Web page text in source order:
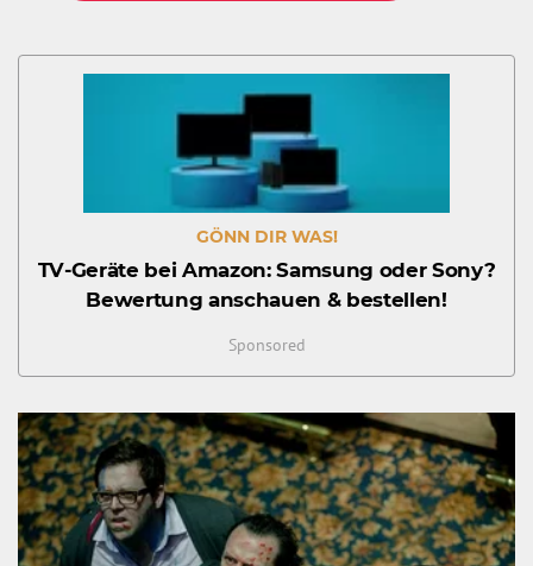
GÖNN DIR WAS!
TV-Geräte bei Amazon: Samsung oder Sony?
Bewertung anschauen & bestellen!
Sponsored